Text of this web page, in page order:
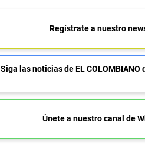
Regístrate a nuestro
Siga las noticias de EL COLOMBIANO
Únete a nuestro canal de